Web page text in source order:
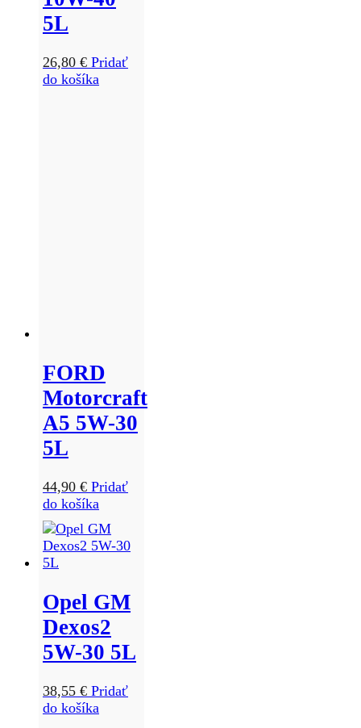
5L
26,80 € Pridať
do košíka
FORD
Motorcraft
A5 5W-30
5L
44,90 € Pridať
do košíka
Opel GM
Dexos2
5W-30 5L
38,55 € Pridať
do košíka